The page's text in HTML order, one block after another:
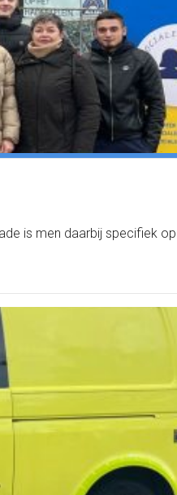
is men daarbij specifiek